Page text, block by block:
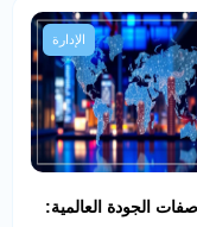
الإدارة
الجودة العالمية: